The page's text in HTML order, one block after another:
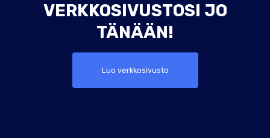
VERKKOSIVUSTOSI JO
TÄNÄÄN!
Luo verkkosivusto